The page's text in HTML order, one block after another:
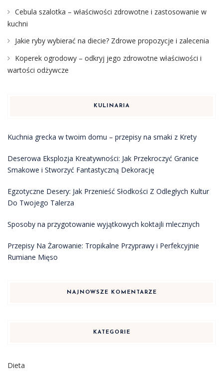
Cebula szalotka – właściwości zdrowotne i zastosowanie w
kuchni
Jakie ryby wybierać na diecie? Zdrowe propozycje i zalecenia
Koperek ogrodowy – odkryj jego zdrowotne właściwości i
wartości odżywcze
KULINARIA
Kuchnia grecka w twoim domu – przepisy na smaki z Krety
Deserowa Eksplozja Kreatywności: Jak Przekroczyć Granice
Smakowe i Stworzyć Fantastyczną Dekorację
Egzotyczne Desery: Jak Przenieść Słodkości Z Odległych Kultur
Do Twojego Talerza
Sposoby na przygotowanie wyjątkowych koktajli mlecznych
Przepisy Na Żarowanie: Tropikalne Przyprawy i Perfekcyjnie
Rumiane Mięso
NAJNOWSZE KOMENTARZE
KATEGORIE
Dieta